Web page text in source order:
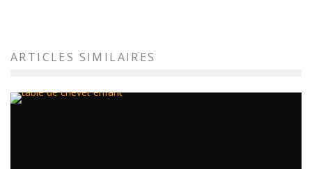
ARTICLES SIMILAIRES